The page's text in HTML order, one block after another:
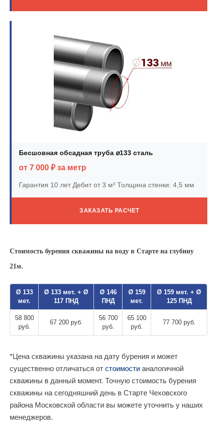
Бесшовная обсадная труба ⌀133 сталь
от 7 000 ₽ за метр
Гарантия 10 летДебит от 3 м³ Толщина стенки: 4,5 мм
ЗАКАЗАТЬ РАСЧЕТ
Стоимость бурения скважины на воду в Старте на глубину
21м.
Ø 133
мет.
Ø 133 мет. + Ø
117 ПНД
Ø 146
ПНД
Ø 159
мет.
Ø 159 мет. + Ø
125 ПНД
58 800
руб.
67 200 руб.
56 700
руб.
65 100
руб.
77 700 руб.
*Цена скважины указана на дату бурения и может
существенно отличаться от стоимости аналогичной
скважины в данный момент. Точную стоимость бурения
скважины на сегодняшний день в Старте Чеховского
района Московской области вы можете уточнить у наших
менеджеров.